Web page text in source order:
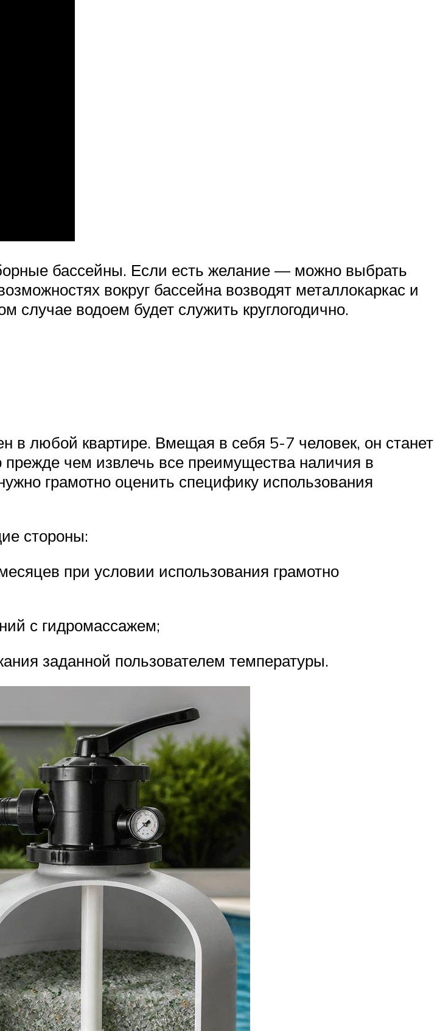
бассейны. Если есть желание — можно выбрать
вокруг бассейна возводят металлокаркас и
случае водоем будет служить круглогодично.
любой квартире. Вмещая в себя 5-7 человек, он станет
чем извлечь все преимущества наличия в
грамотно оценить специфику использования
стороны:
при условии использования грамотно
с гидромассажем;
заданной пользователем температуры.